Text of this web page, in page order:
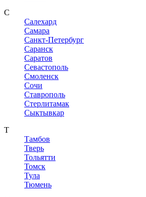
С
Салехард
Самара
Санкт-Петербург
Саранск
Саратов
Севастополь
Смоленск
Сочи
Ставрополь
Стерлитамак
Сыктывкар
Т
Тамбов
Тверь
Тольятти
Томск
Тула
Тюмень